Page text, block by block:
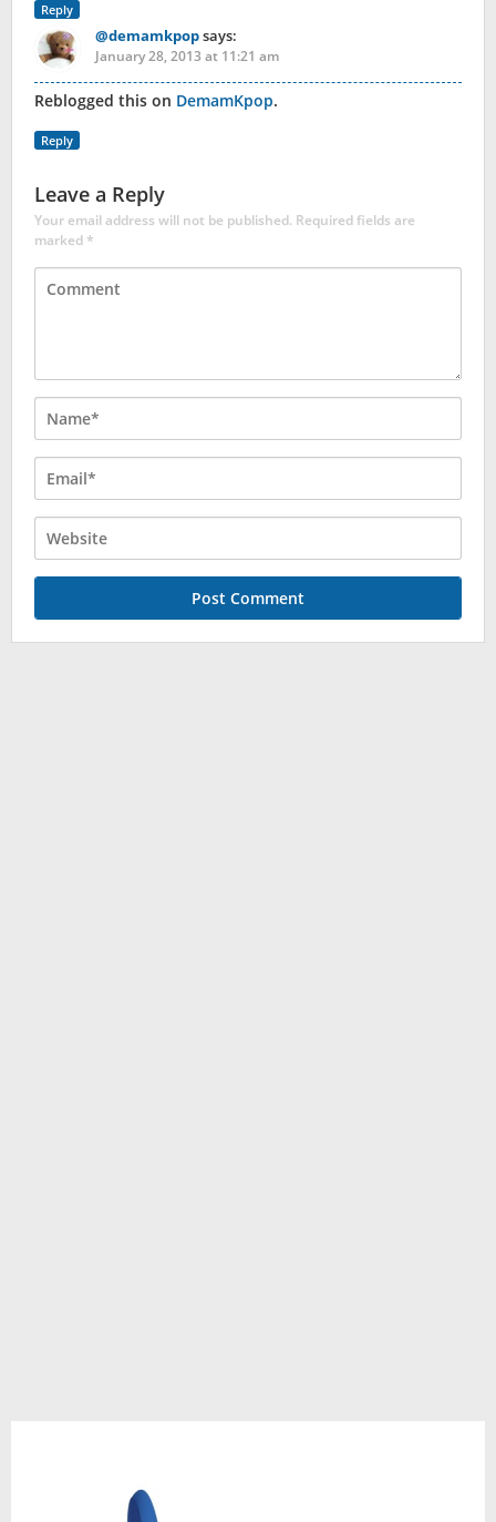
Reply
@demamkpopsays:
January 28, 2013 at 11:21 am
Reblogged this on DemamKpop.
Reply
Leave a Reply
Your email address will not be published. Required fields are
marked*